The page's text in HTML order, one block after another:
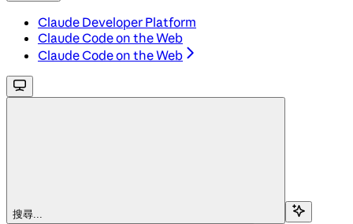
Claude Developer Platform
Claude Code on the Web
Claude Code on the Web
搜尋...